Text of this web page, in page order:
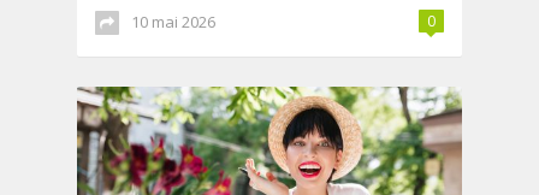
10 mai 2026 0